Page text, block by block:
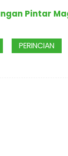
Pintar
PERINCIAN